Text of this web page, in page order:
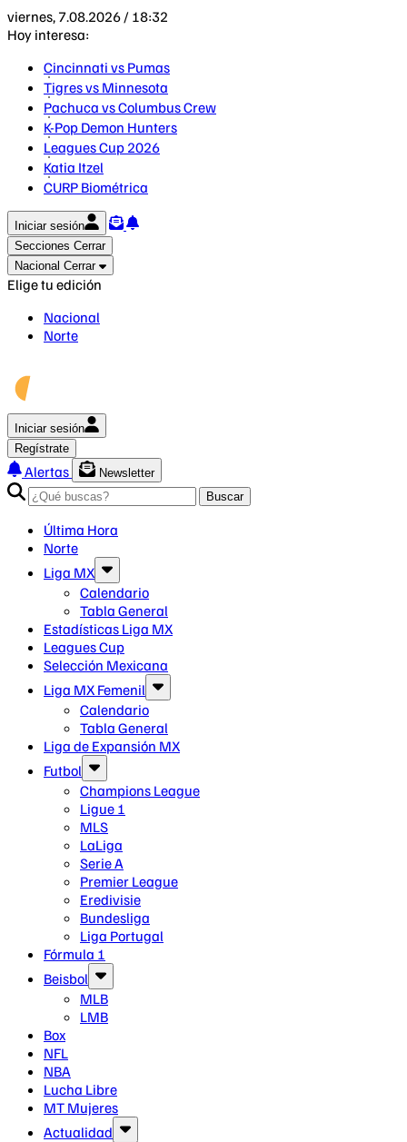
viernes, 7.08.2026 / 18:32
Hoy interesa:
Cincinnati vs Pumas
Tigres vs Minnesota
Pachuca vs Columbus Crew
K-Pop Demon Hunters
Leagues Cup 2026
Katia Itzel
CURP Biométrica
Iniciar sesión
Secciones Cerrar
Nacional Cerrar
Elige tu edición
Nacional
Norte
Iniciar sesión
Regístrate
Alertas
Newsletter
Buscar
Última Hora
Norte
Liga MX
Calendario
Tabla General
Estadísticas Liga MX
Leagues Cup
Selección Mexicana
Liga MX Femenil
Calendario
Tabla General
Liga de Expansión MX
Futbol
Champions League
Ligue 1
MLS
LaLiga
Serie A
Premier League
Eredivisie
Bundesliga
Liga Portugal
Fórmula 1
Beisbol
MLB
LMB
Box
NFL
NBA
Lucha Libre
MT Mujeres
Actualidad